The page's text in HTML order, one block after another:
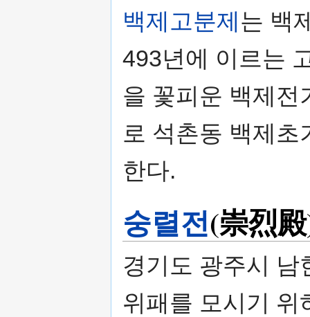
백제고분제 는 백
493년에 이르는
을 꽃피운 백제전
로 석촌동 백제
한다.
숭렬전(崇烈
경기도 광주시
위패를 모시기 위